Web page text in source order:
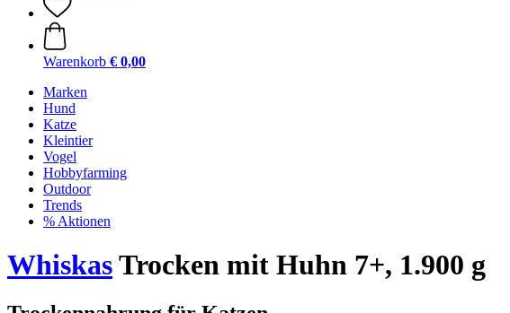
Warenkorb € 0,00
Marken
Hund
Katze
Kleintier
Vogel
Hobbyfarming
Outdoor
Trends
% Aktionen
WhiskasTrocken mit Huhn 7+, 1.900 g